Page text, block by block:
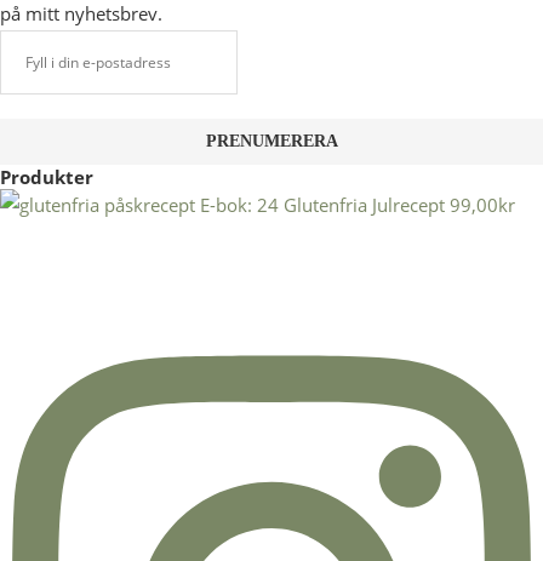
på mitt nyhetsbrev.
Produkter
E-bok: 24 Glutenfria Julrecept 99,00kr